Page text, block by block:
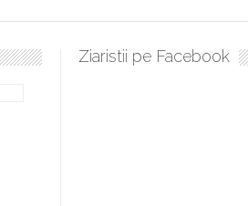
Sculați, sculați, boieri mari! Sara
Ziaristii pe Facebook